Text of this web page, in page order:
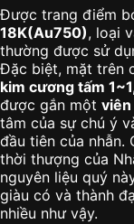
Được trang điểm
18K(Au750), loại
thường được sử
Đặc biệt, mặt trên
kim cương tấm
được gắn một
tâm của sự chú ý
đầu tiên của nhẫn.
thời thượng của
nguyên liệu quý
giàu có và thành
nhiều như vậy.